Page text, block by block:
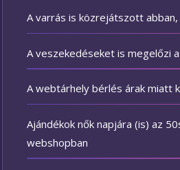
A varrás is közrejátszott
A veszekedéseket is megelőzi
A webtárhely bérlés árak miatt
Ajándékok nők napjára (is) az
webshopban